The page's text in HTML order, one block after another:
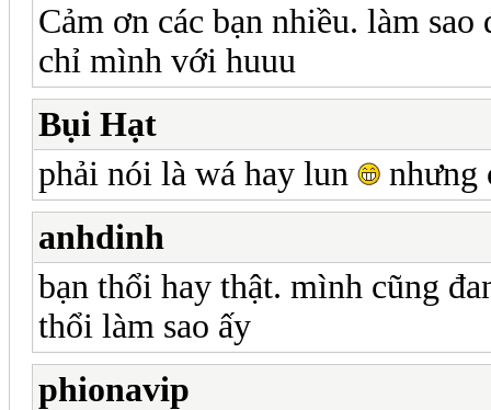
Cảm ơn các bạn nhiều. làm
chỉ mình với huuu
Bụi Hạt
phải nói là wá hay lun
nhưng
anhdinh
bạn thổi hay thật. mình cũng
thổi làm sao ấy
phionavip